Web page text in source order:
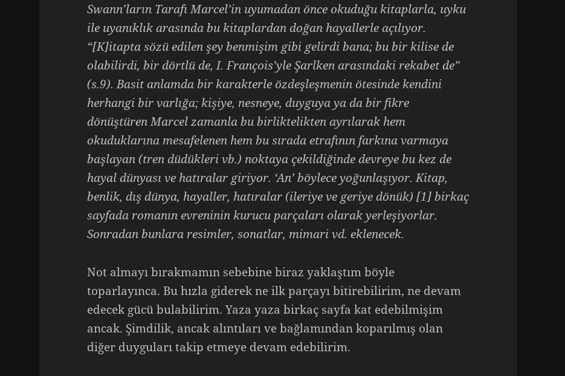
Swann’ların Tarafı Marcel’in uyumadan önce okuduğu kitaplarla, uyku
ile uyanıklık arasında bu kitaplardan doğan hayallerle açılıyor.
“[K]itapta sözü edilen şey benmişim gibi gelirdi bana; bu bir kilise de
olabilirdi, bir dörtlü de, I. François’yle Şarlken arasındaki rekabet de”
(s.9). Basit anlamda bir karakterle özdeşleşmenin ötesinde kendini
herhangi bir varlığa; kişiye, nesneye, duyguya ya da bir fikre
dönüştüren Marcel zamanla bu birliktelikten ayrılarak hem
okuduklarına mesafelenen hem bu sırada etrafının farkına varmaya
başlayan (tren düdükleri vb.) noktaya çekildiğinde devreye bu kez de
hayal dünyası ve hatıralar giriyor. ‘An’ böylece yoğunlaşıyor. Kitap,
benlik, dış dünya, hayaller, hatıralar (ileriye ve geriye dönük) [1] birkaç
sayfada romanın evreninin kurucu parçaları olarak yerleşiyorlar.
Sonradan bunlara resimler, sonatlar, mimari vd. eklenecek.
Not almayı bırakmamın sebebine biraz yaklaştım böyle
toparlayınca. Bu hızla giderek ne ilk parçayı bitirebilirim, ne devam
edecek gücü bulabilirim. Yaza yaza birkaç sayfa kat edebilmişim
ancak. Şimdilik, ancak alıntıları ve bağlamından koparılmış olan
diğer duyguları takip etmeye devam edebilirim.